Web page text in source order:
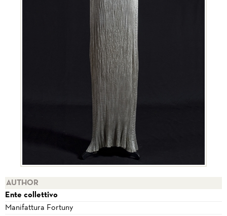
AUTHOR
Ente collettivo
Manifattura Fortuny